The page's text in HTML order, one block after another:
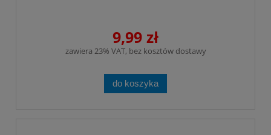
9,99 zł
zawiera 23% VAT, bez kosztów dostawy
do koszyka